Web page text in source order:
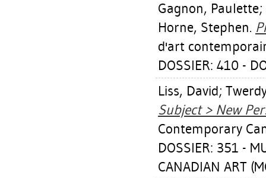
Gagnon, Paulette;
Horne, Stephen.
d'art
DOSSIER: 410 -
Liss, David;
Subject > New
Contemporary
DOSSIER: 351 -
CANADIAN ART